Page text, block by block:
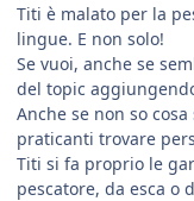
Titi è malato per la
lingue. E non solo!
Se vuoi, anche se
del topic
Anche se non so
praticanti trovare
Titi si fa proprio le
pescatore, da esca o